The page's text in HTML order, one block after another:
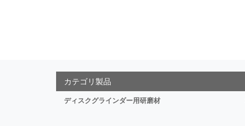
カテゴリ製品
ディスクグラインダー用研磨材